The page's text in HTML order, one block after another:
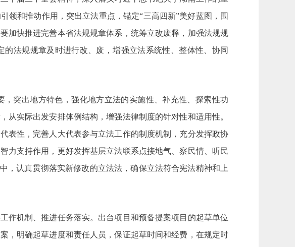
领和推动作用，突出立法重点，锚定“三高四新”美好蓝图，围
加快推进完善本省法规规章体系，统筹立改废释，加强法规规
法规规章及时进行改、废，增强立法系统性、整体性、协同
突出地方特色，强化地方立法的实施性、补充性、探索性功
实际出发安排体例结构，增强法律制度的针对性和适用性。
表性，完善人大代表参与立法工作的制度机制，充分发挥政协
力支持作用，更好发挥基层立法联系点接地气、察民情、听民
，认真贯彻落实新修改的立法法，确保立法符合宪法精神和上
作机制、推进任务落实。出台项目和预备提案项目的起草单位
，明确起草进度和责任人员，保证起草时间和经费，在规定时